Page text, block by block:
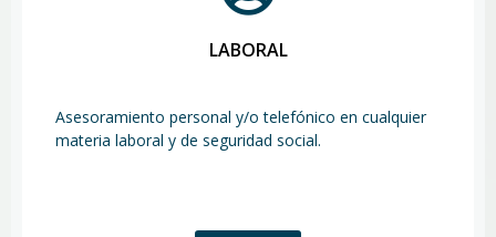
LABORAL
Asesoramiento personal y/o telefónico en cualquier
materia laboral y de seguridad social.